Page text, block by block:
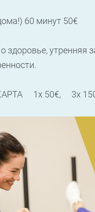
60 минут 50€
здоровье, утренняя
1x 50€, 3x